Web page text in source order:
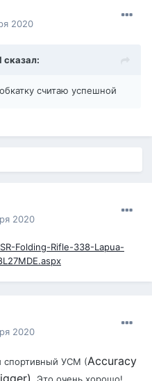
2020
сказал:
считаю успешной
2020
Folding-Rifle-338-Lapua-
2020
спортивный УСМ (Accuracy